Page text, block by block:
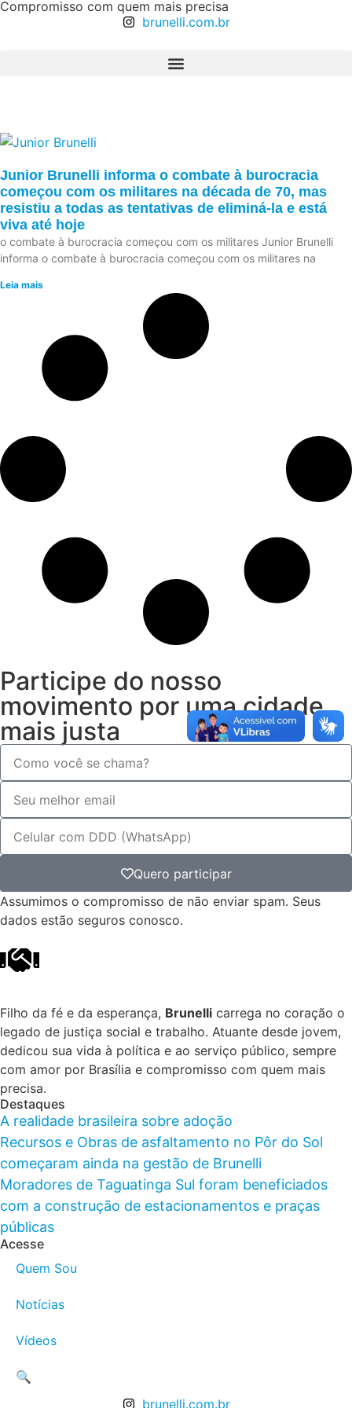
Compromisso com quem mais precisa
brunelli.com.br
Junior Brunelli informa o combate à burocracia
começou com os militares na década de 70, mas
resistiu a todas as tentativas de eliminá-la e está
viva até hoje
o combate à burocracia começou com os militares Junior Brunelli
informa o combate à burocracia começou com os militares na
Leia mais
Participe do nosso
movimento por uma cidade
mais justa
Quero participar
Assumimos o compromisso de não enviar spam. Seus
dados estão seguros conosco.
Filho da fé e da esperança, Brunelli carrega no coração o
legado de justiça social e trabalho. Atuante desde jovem,
dedicou sua vida à política e ao serviço público, sempre
com amor por Brasília e compromisso com quem mais
precisa.
Destaques
A realidade brasileira sobre adoção
Recursos e Obras de asfaltamento no Pôr do Sol
começaram ainda na gestão de Brunelli
Moradores de Taguatinga Sul foram beneficiados
com a construção de estacionamentos e praças
públicas
Acesse
Quem Sou
Notícias
Vídeos
🔍
brunelli.com.br